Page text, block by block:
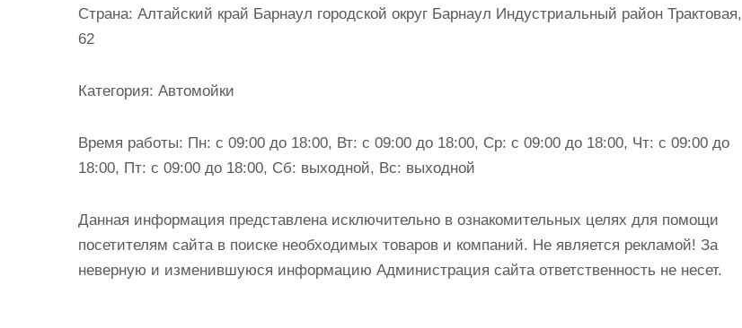
Страна: Алтайский край Барнаул городской округ Барнаул Индустриальный район Трактовая,
62
Категория: Автомойки
Время работы: Пн: с 09:00 до 18:00, Вт: с 09:00 до 18:00, Ср: с 09:00 до 18:00, Чт: с 09:00 до
18:00, Пт: с 09:00 до 18:00, Сб: выходной, Вс: выходной
Данная информация представлена исключительно в ознакомительных целях для помощи
посетителям сайта в поиске необходимых товаров и компаний. Не является рекламой! За
неверную и изменившуюся информацию Администрация сайта ответственность не несет.